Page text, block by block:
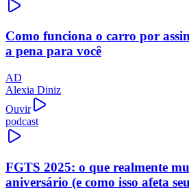
Como funciona o carro por
a pena para você
AD
Alexia Diniz
Ouvir
podcast
FGTS 2025: o que realmente
aniversário (e como isso afeta